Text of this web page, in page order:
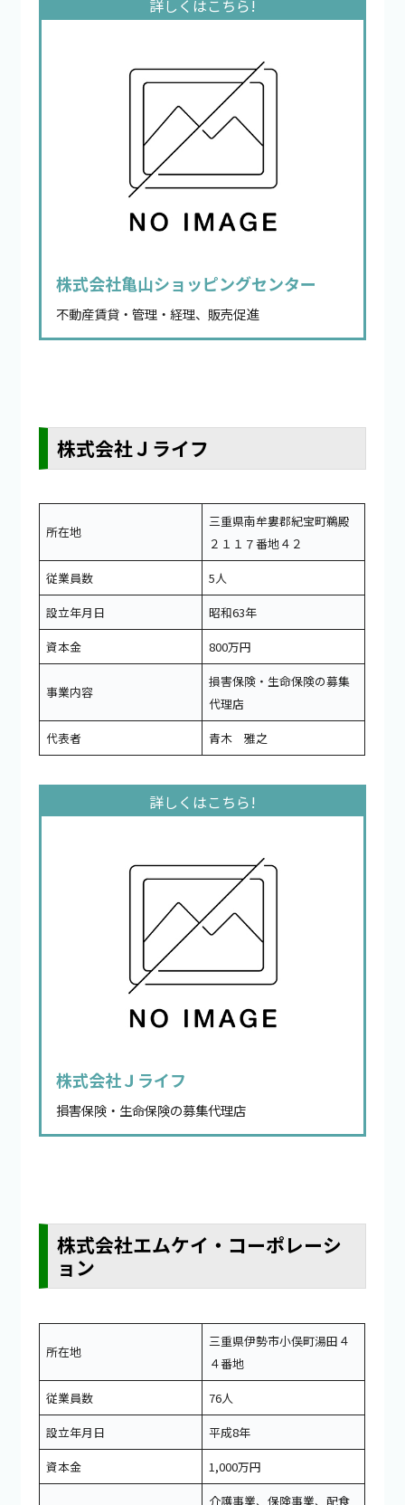
株式会社亀山ショッピングセンター
不動産賃貸・管理・経理、販売促進
株式会社Ｊライフ
所在地
三重県南牟婁郡紀宝町鵜殿
２１１７番地４２
従業員数
5人
設立年月日
昭和63年
資本金
800万円
事業内容
損害保険・生命保険の募集
代理店
代表者
青木 雅之
株式会社Ｊライフ
損害保険・生命保険の募集代理店
株式会社エムケイ・コーポレーシ
ョン
所在地
三重県伊勢市小俣町湯田４
４番地
従業員数
76人
設立年月日
平成8年
資本金
1,000万円
介護事業、保険事業、配食